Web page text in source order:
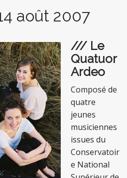
août 2007
/// Le
Quatuor
Ardeo
Composé de
quatre
jeunes
musiciennes
issues du
Conservatoir
e National